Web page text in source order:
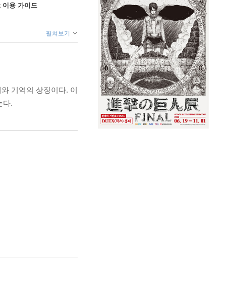
이용 가이드
펼쳐보기
기억의 상징이다. 이
다.